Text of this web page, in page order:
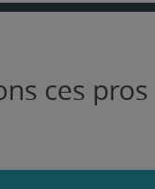
ces pros